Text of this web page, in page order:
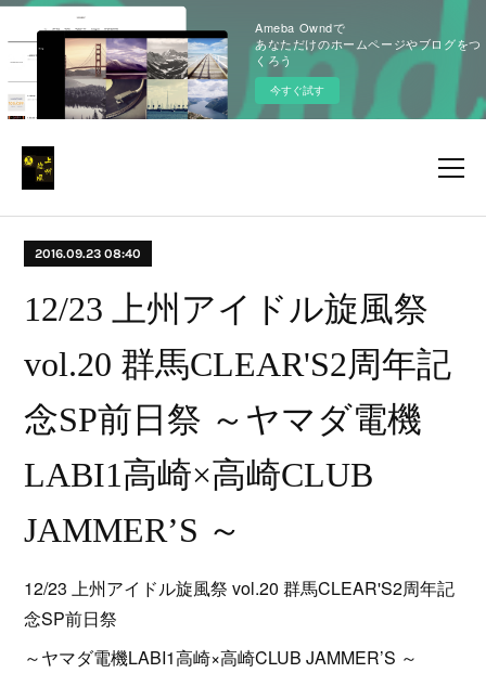
Ameba Owndで
あなただけのホームページやブログをつ
くろう
今すぐ試す
2016.09.23 08:40
12/23 上州アイドル旋風祭
vol.20 群馬CLEAR'S2周年記
念SP前日祭 ～ヤマダ電機
LABI1高崎×高崎CLUB
JAMMER’S ～
12/23 上州アイドル旋風祭 vol.20 群馬CLEAR'S2周年記
念SP前日祭
～ヤマダ電機LABI1高崎×高崎CLUB JAMMER’S ～